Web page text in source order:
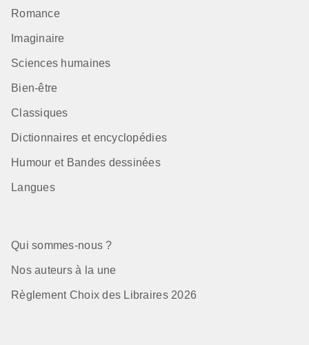
Romance
Imaginaire
Sciences humaines
Bien-être
Classiques
Dictionnaires et encyclopédies
Humour et Bandes dessinées
Langues
Qui sommes-nous ?
Nos auteurs à la une
Règlement Choix des Libraires 2026